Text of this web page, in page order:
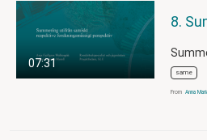
07:31
same
From Anna